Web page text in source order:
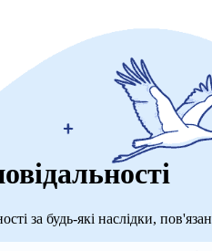
за будь-які наслідки,